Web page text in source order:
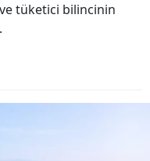
tüketici bilincinin